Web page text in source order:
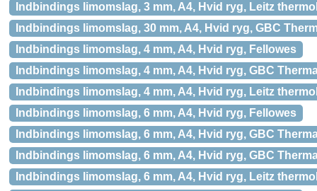
Indbindings limomslag, 3 mm, A4, Hvid ryg, Leitz
Indbindings limomslag, 30 mm, A4, Hvid ryg, GBC
Indbindings limomslag, 4 mm, A4, Hvid ryg, Fellowes
Indbindings limomslag, 4 mm, A4, Hvid ryg, GBC
Indbindings limomslag, 4 mm, A4, Hvid ryg, Leitz
Indbindings limomslag, 6 mm, A4, Hvid ryg, Fellowes
Indbindings limomslag, 6 mm, A4, Hvid ryg, GBC
Indbindings limomslag, 6 mm, A4, Hvid ryg, GBC
Indbindings limomslag, 6 mm, A4, Hvid ryg, Leitz